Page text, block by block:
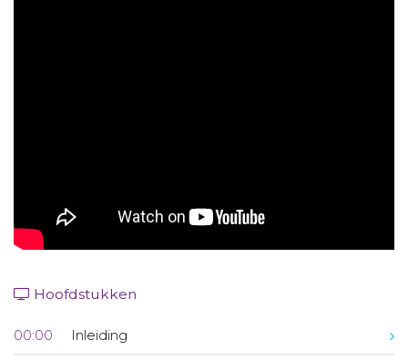
Hoofdstukken
00:00 Inleiding